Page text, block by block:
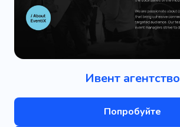
Ивент агентство
Попробуйте